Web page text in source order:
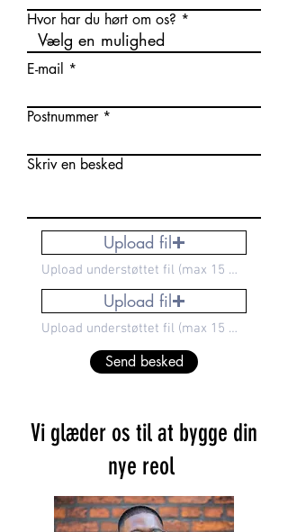
Hvor har du hørt om os?
E-mail
Postnummer
Skriv en besked
Upload fil
Upload understøttet fil (max 15 MB)
Upload fil
Upload understøttet fil (max 15 MB)
Send besked
Vi glæder os til at bygge din
nye reol